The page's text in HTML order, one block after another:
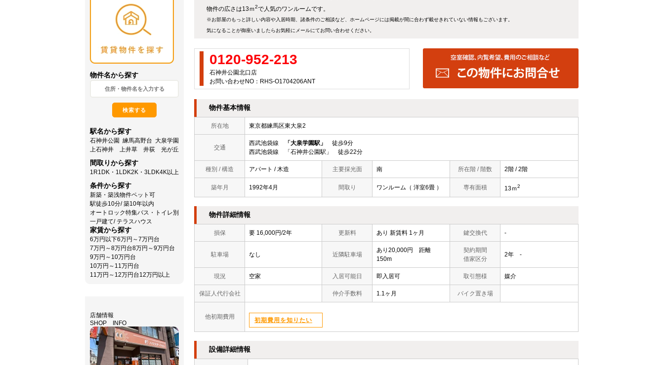
物件の広さは13ｍ2で人気のワンルームです。
※お部屋のもっと詳しい内容や入居時期、諸条件のご相談など、ホームページには掲載が間に合わず載せきれていない情報もございます。
気になることが御座いましたらお気軽にメールにてお問い合わせください。
0120-952-213
石神井公園北口店
お問い合わせNO：RHS-O1704206ANT
物件基本情報
所在地 東京都練馬区東大泉2
交通
西武池袋線 「大泉学園駅」
徒歩9分
西武池袋線 「石神井公園駅」 徒歩22分
種別 / 構造 アパート / 木造 主要採光面 南 所在階 / 階数 2階 / 2階
築年月 1992年4月 間取り ワンルーム（ 洋室6畳 ） 専有面積 13ｍ2
物件詳細情報
損保 要 16,000円/2年 更新料 あり 新賃料 1ヶ月 鍵交換代 -
駐車場 なし 近隣駐車場
あり20,000円 距離
150m
契約期間
借家区分
2年 -
現況 空家 入居可能日 即入居可 取引態様 媒介
保証人代行会社 仲介手数料 1.1ヶ月 バイク置き場
他初期費用 初期費用を知りたい
設備詳細情報
物件名から探す
検索する
駅名から探す
石神井公園 練馬高野台 大泉学園
上石神井
上井草 井荻 光が丘
間取りから探す
1R1DK・1LDK2K・3LDK4K以上
条件から探す
新築・築浅物件ペット可
駅徒歩10分/ 築10年以内
オートロック特集バス・トイレ別
一戸建て/ テラスハウス
家賃から探す
6万円以下6万円～7万円台
7万円～8万円台8万円～9万円台
9万円～10万円台
10万円～11万円台
11万円～12万円台12万円以上
店舗情報
SHOP INFO